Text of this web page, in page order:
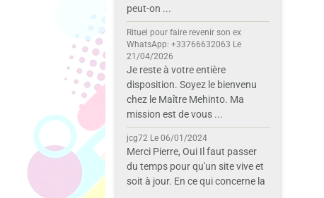
peut-on ...
Rituel pour faire revenir son ex
WhatsApp: +33766632063 Le
21/04/2026
Je reste à votre entière
disposition. Soyez le bienvenu
chez le Maître Mehinto. Ma
mission est de vous ...
jcg72 Le 06/01/2024
Merci Pierre, Oui Il faut passer
du temps pour qu'un site vive et
soit à jour. En ce qui concerne la
...